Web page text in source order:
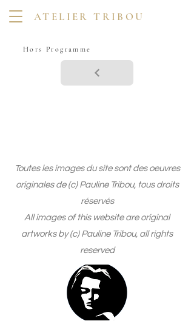
ATELIER TRIBOU
Hors Programme
Toutes les images du site sont des oeuvres
originales de (c) Pauline Tribou, tous droits
réservés
All images of this website are original
artworks by (c) Pauline Tribou, all rights
reserved